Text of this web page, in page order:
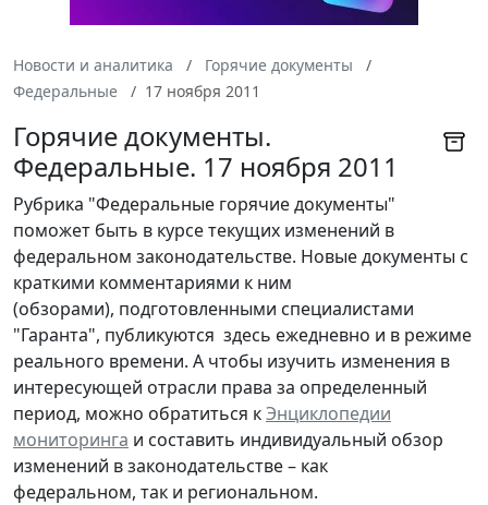
Новости и аналитика
Горячие документы
Федеральные
17 ноября 2011
Горячие документы.
Федеральные. 17 ноября 2011
Рубрика "Федеральные горячие документы"
поможет быть в курсе текущих изменений в
федеральном законодательстве. Новые документы с
краткими комментариями к ним
(обзорами), подготовленными специалистами
"Гаранта", публикуются здесь ежедневно и в режиме
реального времени. А чтобы изучить изменения в
интересующей отрасли права за определенный
период, можно обратиться кЭнциклопедии
мониторинга и составить индивидуальный обзор
изменений в законодательстве – как
федеральном, так и региональном.